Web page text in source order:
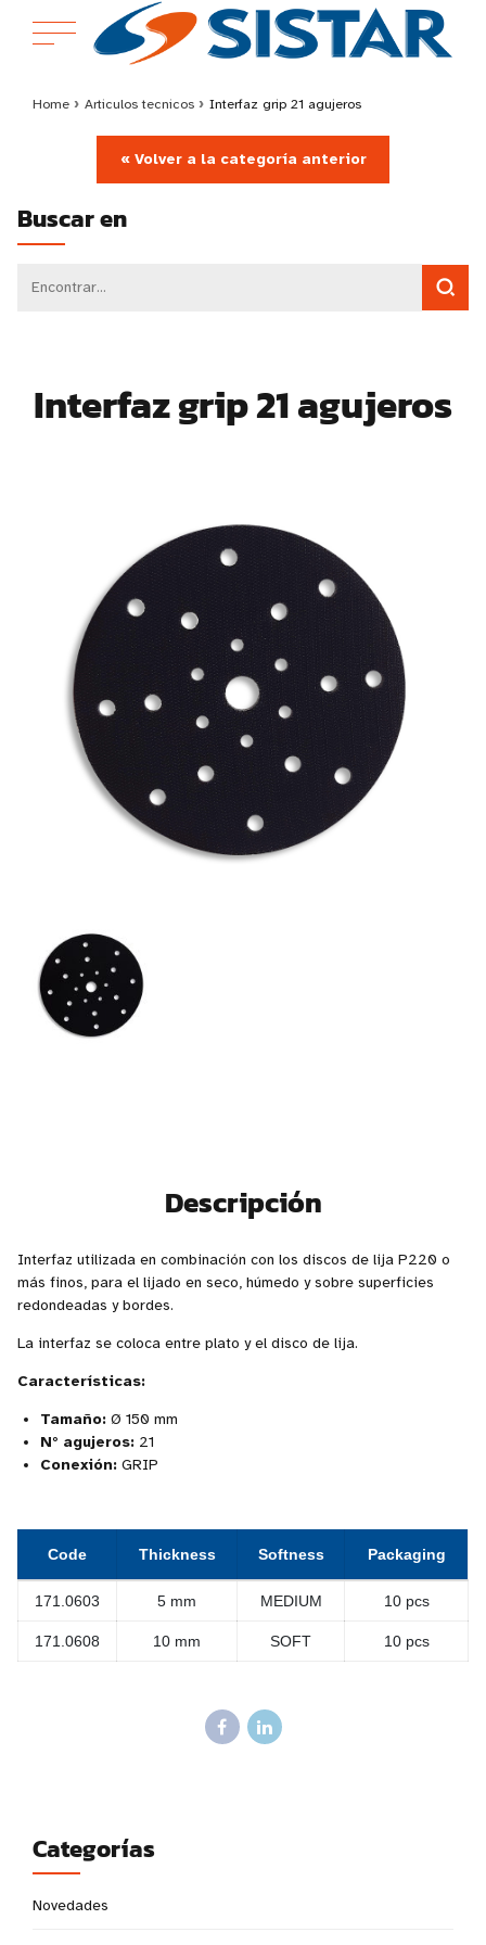
Home › Articulos tecnicos › Interfaz grip 21 agujeros
« Volver a la categoría anterior
Buscar en
Interfaz grip 21 agujeros
Descripción
Interfaz utilizada en combinación con los discos de lija P220 o
más finos, para el lijado en seco, húmedo y sobre superficies
redondeadas y bordes.
La interfaz se coloca entre plato y el disco de lija.
Características:
Tamaño: Ø 150 mm
N° agujeros: 21
Conexión: GRIP
Code Thickness Softness Packaging
171.0603 5 mm MEDIUM 10 pcs
171.0608 10 mm SOFT 10 pcs
Categorías
Novedades